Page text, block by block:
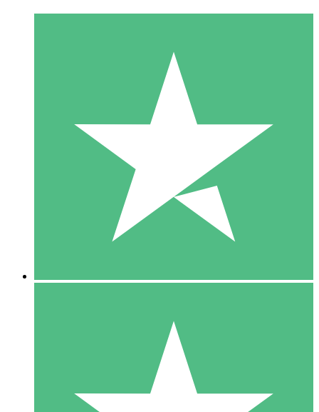
Packs de Crédits Individuels
Payez à l'utilisation avec des crédits de téléchargement. Sans
1 Téléchargement
10 00
10 Téléchargements
20 00